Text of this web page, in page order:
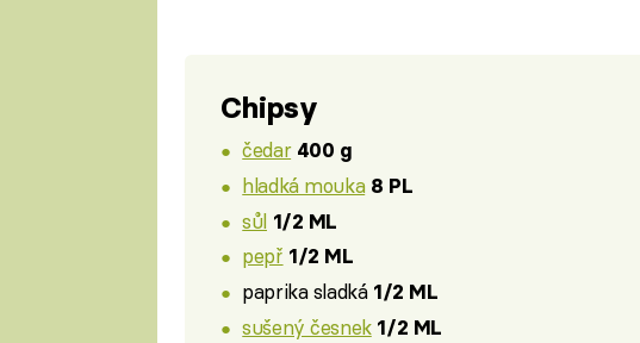
Chipsy
čedar 400 g
hladká mouka 8 PL
sůl 1/2 ML
pepř 1/2 ML
paprika sladká 1/2 ML
sušený česnek 1/2 ML